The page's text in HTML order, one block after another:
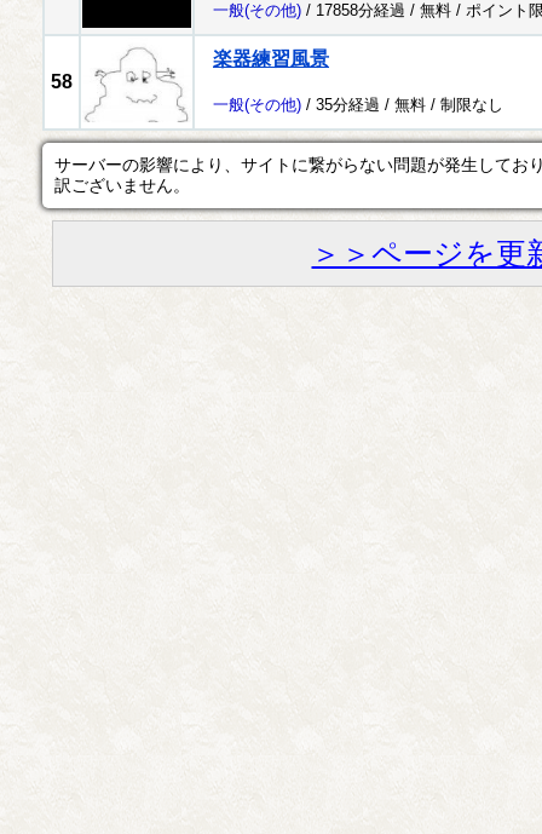
一般(その他) / 17858分経過 / 無料 / ポイント
58
楽器練習風景
一般(その他) / 35分経過 / 無料 / 制限なし
サーバーの影響により、サイトに繋がらない問題が発生してお
訳ございません。
＞＞ページを更